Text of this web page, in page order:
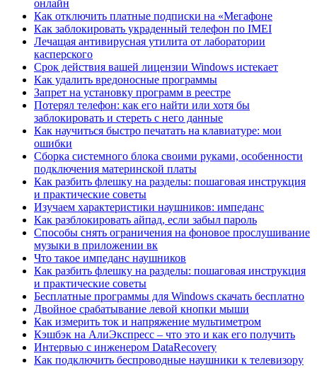
онлайн
Как отключить платные подписки на «Мегафоне
Как заблокировать украденный телефон по IMEI
Лечащая антивирусная утилита от лаборатории
касперского
Срок действия вашей лицензии Windows истекает
Как удалить вредоносные программы
Запрет на установку программ в реестре
Потерял телефон: как его найти или хотя бы
заблокировать и стереть с него данные
Как научиться быстро печатать на клавиатуре: мои
ошибки
Сборка системного блока своими руками, особенности
подключения материнской платы
Как разбить флешку на разделы: пошаговая инструкция
и практические советы
Изучаем характеристики наушников: импеданс
Как разблокировать айпад, если забыл пароль
Способы снять ограничения на фоновое прослушивание
музыки в приложении вк
Что такое импеданс наушников
Как разбить флешку на разделы: пошаговая инструкция
и практические советы
Бесплатные программы для Windows скачать бесплатно
Двойное срабатывание левой кнопки мыши
Как измерить ток и напряжение мультиметром
Кэшбэк на АлиЭкспресс – что это и как его получить
Интервью с инженером DataRecovery
Как подключить беспроводные наушники к телевизору